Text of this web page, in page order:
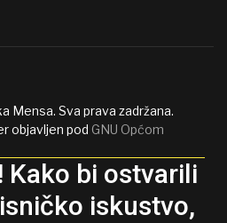
Mensa. Sva prava zadržana.
objavljen pod GNU Općom
Kako bi ostvarili
iskustvo,